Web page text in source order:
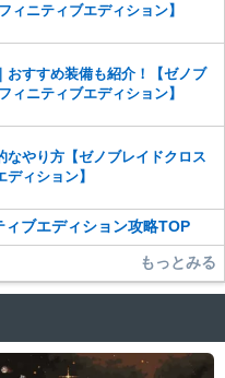
ィニティブエディション】
おすすめ装備も紹介！【ゼノブ
ィニティブエディション】
なやり方【ゼノブレイドクロス
ィション】
ブエディション攻略TOP
もっとみる